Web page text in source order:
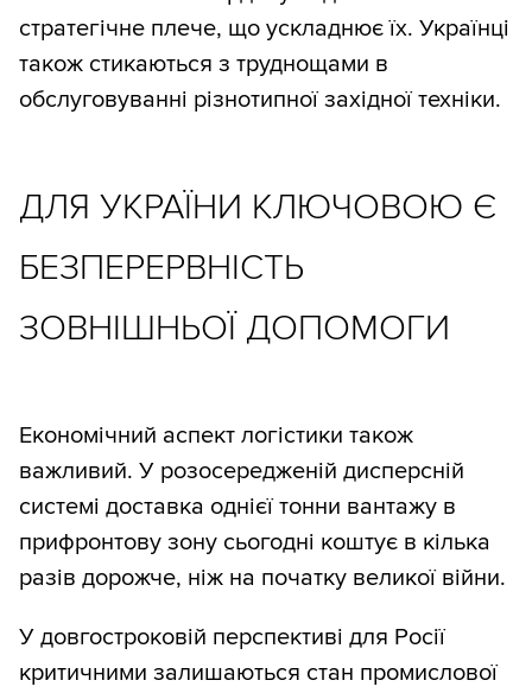
стратегічне плече, що ускладнює їх. Українці
також стикаються з труднощами в
обслуговуванні різнотипної західної техніки.
ДЛЯ УКРАЇНИ КЛЮЧОВОЮ Є
БЕЗПЕРЕРВНІСТЬ
ЗОВНІШНЬОЇ ДОПОМОГИ
Економічний аспект логістики також
важливий. У розосередженій дисперсній
системі доставка однієї тонни вантажу в
прифронтову зону сьогодні коштує в кілька
разів дорожче, ніж на початку великої війни.
У довгостроковій перспективі для Росії
критичними залишаються стан промислової